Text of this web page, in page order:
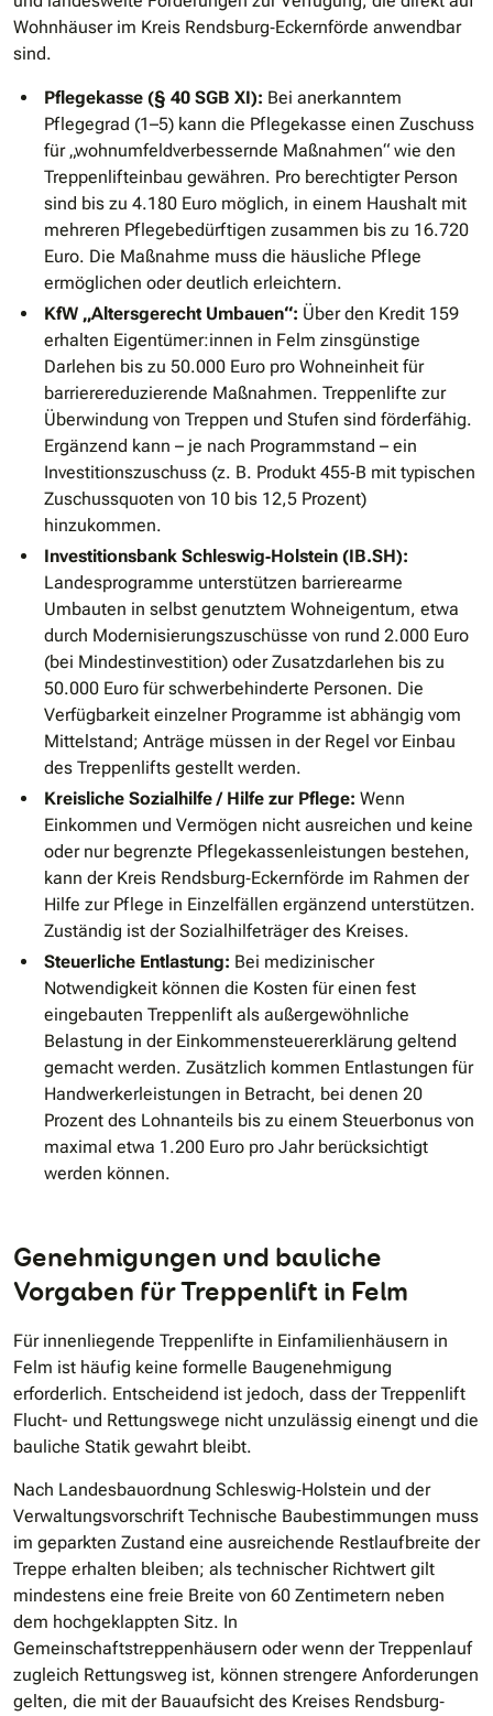
Wohnhäuser im Kreis Rendsburg‐Eckernförde anwendbar
sind.
Pflegekasse (§ 40 SGB XI): Bei anerkanntem
Pflegegrad (1–5) kann die Pflegekasse einen Zuschuss
für „wohnumfeldverbessernde Maßnahmen“ wie den
Treppenlifteinbau gewähren. Pro berechtigter Person
sind bis zu 4.180 Euro möglich, in einem Haushalt mit
mehreren Pflegebedürftigen zusammen bis zu 16.720
Euro. Die Maßnahme muss die häusliche Pflege
ermöglichen oder deutlich erleichtern.
KfW „Altersgerecht Umbauen“: Über den Kredit 159
erhalten Eigentümer:innen in Felm zinsgünstige
Darlehen bis zu 50.000 Euro pro Wohneinheit für
barrierereduzierende Maßnahmen. Treppenlifte zur
Überwindung von Treppen und Stufen sind förderfähig.
Ergänzend kann – je nach Programmstand – ein
Investitionszuschuss (z. B. Produkt 455‐B mit typischen
Zuschussquoten von 10 bis 12,5 Prozent)
hinzukommen.
Investitionsbank Schleswig‐Holstein (IB.SH):
Landesprogramme unterstützen barrierearme
Umbauten in selbst genutztem Wohneigentum, etwa
durch Modernisierungszuschüsse von rund 2.000 Euro
(bei Mindestinvestition) oder Zusatzdarlehen bis zu
50.000 Euro für schwerbehinderte Personen. Die
Verfügbarkeit einzelner Programme ist abhängig vom
Mittelstand; Anträge müssen in der Regel vor Einbau
des Treppenlifts gestellt werden.
Kreisliche Sozialhilfe / Hilfe zur Pflege: Wenn
Einkommen und Vermögen nicht ausreichen und keine
oder nur begrenzte Pflegekassenleistungen bestehen,
kann der Kreis Rendsburg‐Eckernförde im Rahmen der
Hilfe zur Pflege in Einzelfällen ergänzend unterstützen.
Zuständig ist der Sozialhilfeträger des Kreises.
Steuerliche Entlastung: Bei medizinischer
Notwendigkeit können die Kosten für einen fest
eingebauten Treppenlift als außergewöhnliche
Belastung in der Einkommensteuererklärung geltend
gemacht werden. Zusätzlich kommen Entlastungen für
Handwerkerleistungen in Betracht, bei denen 20
Prozent des Lohnanteils bis zu einem Steuerbonus von
maximal etwa 1.200 Euro pro Jahr berücksichtigt
werden können.
Genehmigungen und bauliche
Vorgaben für Treppenlift in Felm
Für innenliegende Treppenlifte in Einfamilienhäusern in
Felm ist häufig keine formelle Baugenehmigung
erforderlich. Entscheidend ist jedoch, dass der Treppenlift
Flucht- und Rettungswege nicht unzulässig einengt und die
bauliche Statik gewahrt bleibt.
Nach Landesbauordnung Schleswig‐Holstein und der
Verwaltungsvorschrift Technische Baubestimmungen muss
im geparkten Zustand eine ausreichende Restlaufbreite der
Treppe erhalten bleiben; als technischer Richtwert gilt
mindestens eine freie Breite von 60 Zentimetern neben
dem hochgeklappten Sitz. In
Gemeinschaftstreppenhäusern oder wenn der Treppenlauf
zugleich Rettungsweg ist, können strengere Anforderungen
gelten, die mit der Bauaufsicht des Kreises Rendsburg‐